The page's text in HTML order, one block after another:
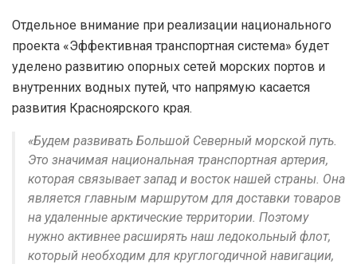
Отдельное внимание при реализации национального
проекта «Эффективная транспортная система» будет
уделено развитию опорных сетей морских портов и
внутренних водных путей, что напрямую касается
развития Красноярского края.
«Будем развивать Большой Северный морской путь.
Это значимая национальная транспортная артерия,
которая связывает запад и восток нашей страны. Она
является главным маршрутом для доставки товаров
на удаленные арктические территории. Поэтому
нужно активнее расширять наш ледокольный флот,
который необходим для круглогодичной навигации,